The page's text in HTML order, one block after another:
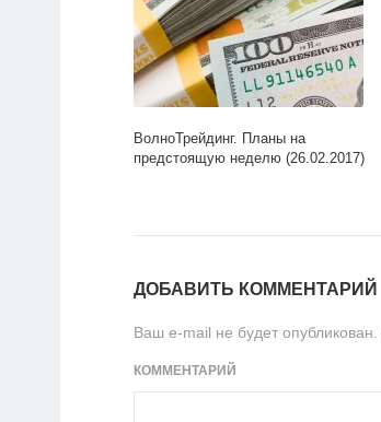
ВолноТрейдинг. Планы на
предстоящую неделю (26.02.2017)
ДОБАВИТЬ КОММЕНТАРИЙ
Ваш e-mail не будет опубликован.
КОММЕНТАРИЙ